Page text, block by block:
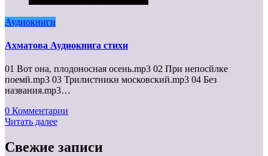
Аудиокниги
Ахматова Аудиокнига стихи
01 Вот она, плодоносная осень.mp3 02 При непосйлке
поемй.mp3 03 Трилистникн московский.mp3 04 Без
названия.mp3…
0 Комментарии
Читать далее
Свежие записи